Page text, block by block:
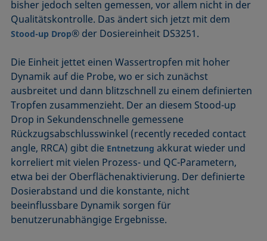
bisher jedoch selten gemessen, vor allem nicht in der
Qualitätskontrolle. Das ändert sich jetzt mit dem
Stood-up Drop® der Dosiereinheit DS3251.
Die Einheit jettet einen Wassertropfen mit hoher
Dynamik auf die Probe, wo er sich zunächst
ausbreitet und dann blitzschnell zu einem definierten
Tropfen zusammenzieht. Der an diesem Stood-up
Drop in Sekundenschnelle gemessene
Rückzugsabschlusswinkel (recently receded contact
angle, RRCA) gibt die Entnetzung akkurat wieder und
korreliert mit vielen Prozess- und QC-Parametern,
etwa bei der Oberflächenaktivierung. Der definierte
Dosierabstand und die konstante, nicht
beeinflussbare Dynamik sorgen für
benutzerunabhängige Ergebnisse.